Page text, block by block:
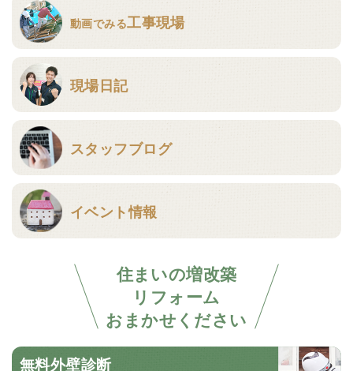
動画でみる工事現場
現場日記
スタッフブログ
イベント情報
住まいの増改築
リフォーム
おまかせください
無料外壁診断